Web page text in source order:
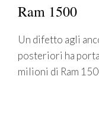
Ram 1500
Un difetto agli
posteriori ha
milioni di Ram